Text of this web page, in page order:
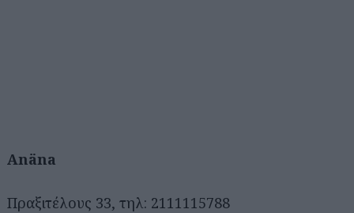
Αnäna
Πραξιτέλους 33, τηλ: 2111115788